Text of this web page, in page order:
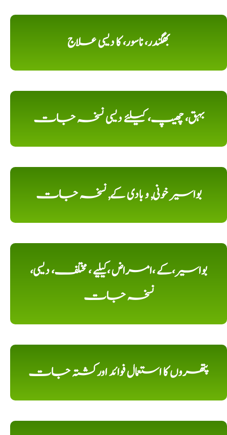
بھگندر، ناسور، کا دیسی علاج
بہق، چھیپ، کیلئے دیسی نسخہ جات
بواسیر خونی, و بادی کے, نسخہ جات
بواسیر،کے ،امراض ،کیلیے ، مختلف، دیسی،
نسخہ جات
پتھروں کا استعمال فوائد اورکشتہ جات